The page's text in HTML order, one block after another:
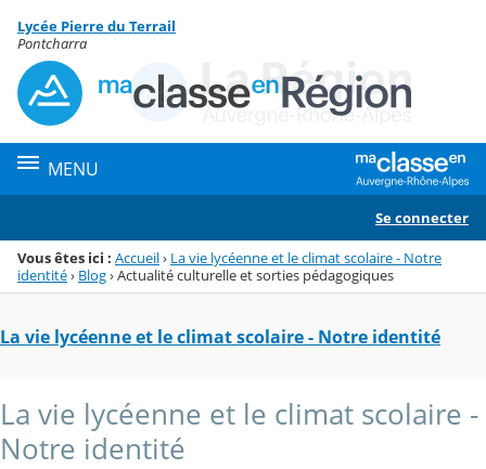
Menu de la rubrique
Contenu
Lycée Pierre du Terrail
Pontcharra
MENU
Se connecter
Vous êtes ici : Accueil› La vie lycéenne et le climat scolaire - Notre
identité› Blog›Actualité culturelle et sorties pédagogiques
La vie lycéenne et le climat scolaire - Notre identité
La vie lycéenne et le climat scolaire -
Notre identité